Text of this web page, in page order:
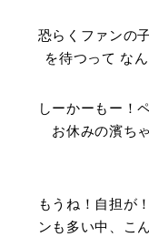
恐らくファンの
を待つって な
しーかーもー！
お休みの濱ち
もうね！自担が
ンも多い中、こ